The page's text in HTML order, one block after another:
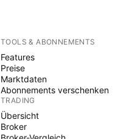
TOOLS & ABONNEMENTS
Features
Preise
Marktdaten
Abonnements verschenken
TRADING
Übersicht
Broker